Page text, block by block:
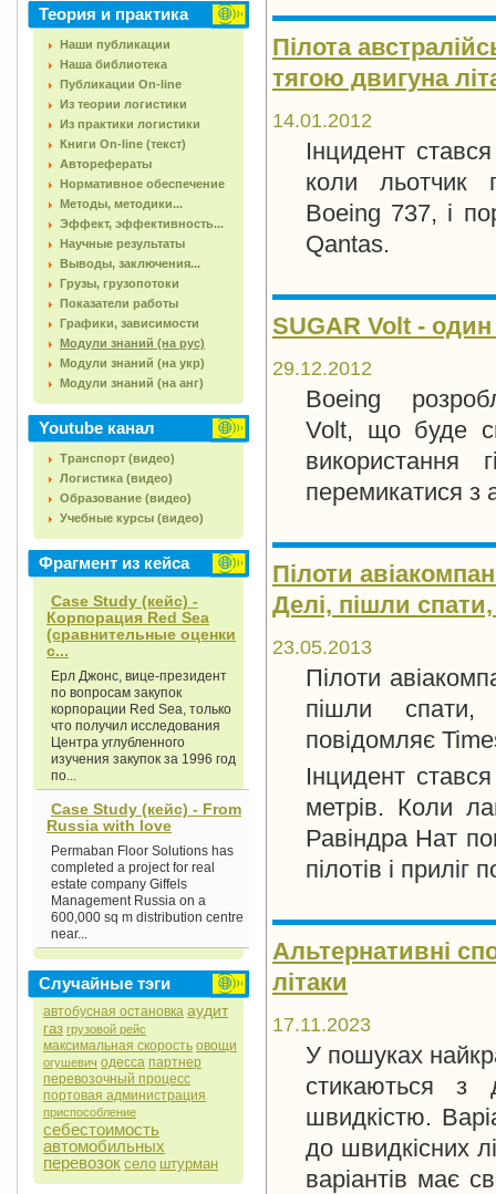
Теория и практика
Наши публикации
Наша библиотека
Публикации On-line
Из теории логистики
Из практики логистики
Книги On-line (текст)
Авторефераты
Нормативное обеспечение
Методы, методики...
Эффект, эффективность...
Научные результаты
Выводы, заключения...
Грузы, грузопотоки
Показатели работы
Графики, зависимости
Модули знаний (на рус)
Модули знаний (на укр)
Модули знаний (на анг)
Youtube канал
Транспорт (видео)
Логистика (видео)
Образование (видео)
Учебные курсы (видео)
Фрагмент из кейса
Case Study (кейс) -
Корпорация Red Sea
(сравнительные оценки
с...
Ерл Джонс, вице-президент
по вопросам закупок
корпорации Red Sea, только
что получил исследования
Центра углубленного
изучения закупок за 1996 год
по...
Case Study (кейс) - From
Russia with love
Permaban Floor Solutions has
completed a project for real
estate company Giffels
Management Russia on a
600,000 sq m distribution centre
near...
Случайные тэги
автобусная остановка аудит
газ грузовой рейс
максимальная скорость овощи
огушевич одесса партнер
перевозочный процесс
портовая администрация
приспособление
себестоимость
автомобильных
перевозок село штурман
Пілота
тягою двигуна
14.01.2012
Інцидент
коли льотчик
Boeing 737, і
Qantas.
SUGAR Volt - один
29.12.2012
Boeing
Volt, що буде
використання
перемикатися з
Пілоти
Делі, пішли
23.05.2013
Пілоти
пішли спати,
повідомляє
Інцидент
метрів. Коли
Равіндра Нат
пілотів і приліг
Альтернативні
літаки
17.11.2023
У пошуках
стикаються
швидкістю.
до швидкісних
варіантів має